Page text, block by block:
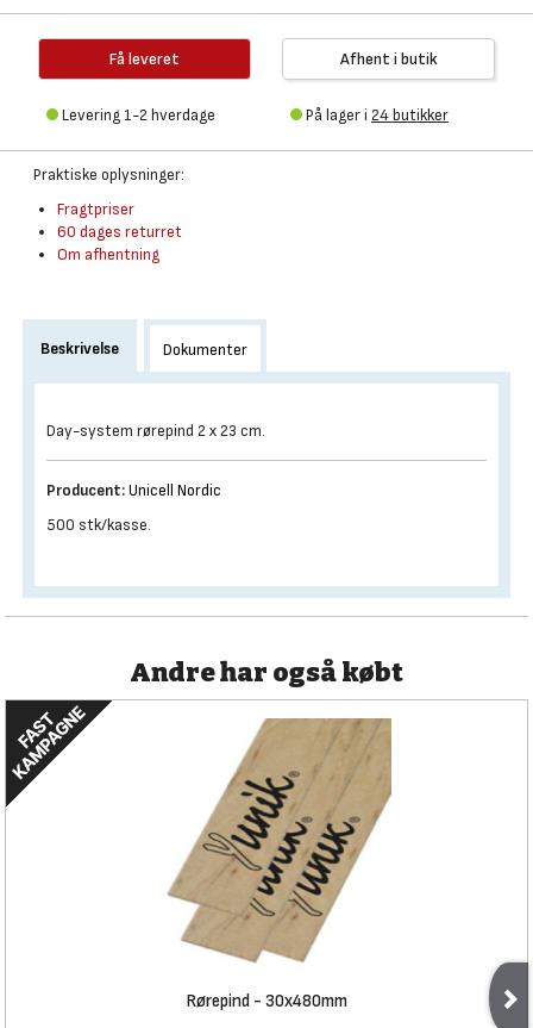
Få leveret
Levering 1-2 hverdage
Afhent i butik
På lager i 24 butikker
Praktiske oplysninger:
Fragtpriser
60 dages returret
Om afhentning
Beskrivelse Dokumenter
Day-system rørepind 2 x 23 cm.
Producent:Unicell Nordic
500 stk/kasse.
Andre har også købt
Rørepind - 30x480mm